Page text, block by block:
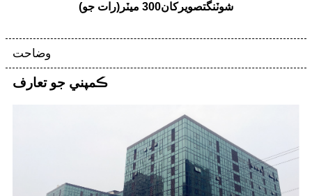
شوٽنگتصويرکان 300 ميٽر (رات جو)
وضاحت
ڪمپني جو تعارف